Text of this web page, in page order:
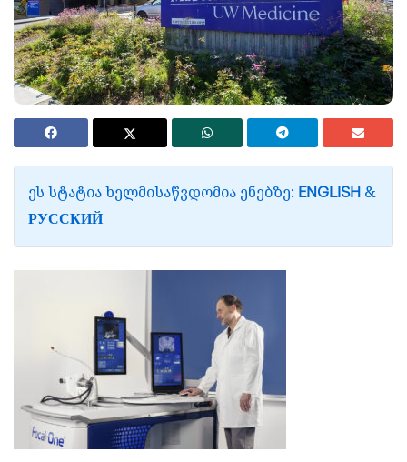
ᲔᲡ ᲡᲢᲐᲢᲘᲐ ᲮᲔᲚᲛᲘᲡᲐᲬᲕᲓᲝᲛᲘᲐ ᲔᲜᲔᲑᲖᲔ: ENGLISH &
РУССКИЙ